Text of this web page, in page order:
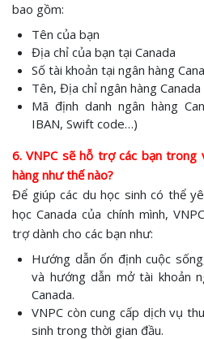
bao gồm:
Tên của bạn
Địa chỉ của bạn tại Canada
Số tài khoản tại ngân hàng
Tên, Địa chỉ ngân hàng Canada
Mã định danh ngân hàng
IBAN, Swift code…)
6. VNPC sẽ hỗ trợ các bạn
hàng như thế nào?
Để giúp các du học sinh có thể
học Canada của chính mình,
trợ dành cho các bạn như:
Hướng dẫn ổn định cuộc
và hướng dẫn mở tài khoản
Canada.
VNPC còn cung cấp dịch vụ
sinh trong thời gian đầu.